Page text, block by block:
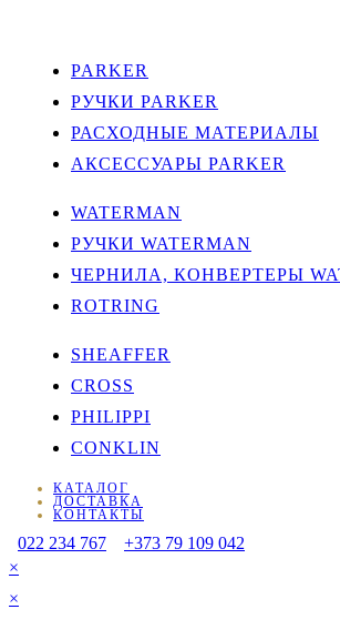
PARKER
РУЧКИ PARKER
РАСХОДНЫЕ МАТЕРИАЛЫ
АКСЕССУАРЫ PARKER
WATERMAN
РУЧКИ WATERMAN
ЧЕРНИЛА, КОНВЕРТЕРЫ
ROTRING
SHEAFFER
CROSS
PHILIPPI
CONKLIN
КАТАЛОГ
ДОСТАВКА
КОНТАКТЫ
022 234 767
+373 79 109 042
×
×